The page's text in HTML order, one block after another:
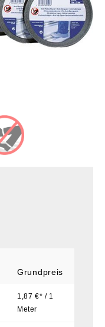
Grundpreis
1,87 €* / 1
Meter